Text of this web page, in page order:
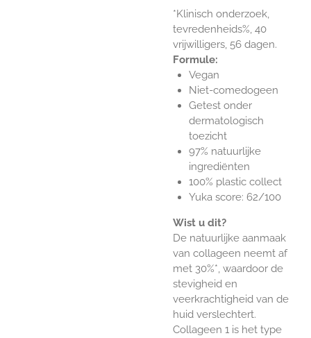
*Klinisch onderzoek,
tevredenheids%, 40
vrijwilligers, 56 dagen.
Formule:
Vegan
Niet-comedogeen
Getest onder
dermatologisch
toezicht
97% natuurlijke
ingrediënten
100% plastic collect
Yuka score: 62/100
Wist u dit?
De natuurlijke aanmaak
van collageen neemt af
met 30%*, waardoor de
stevigheid en
veerkrachtigheid van de
huid verslechtert.
Collageen 1 is het type